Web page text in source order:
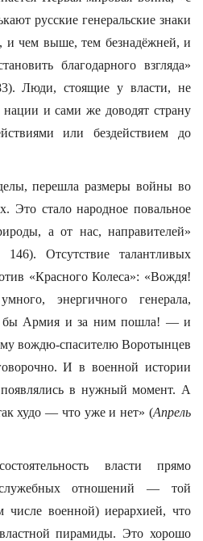
русские генеральские знаки
и чем выше, тем безнадёжней, и
благодарного взгляда»
Люди, стоящие у власти, не
и сами же доводят страну
или бездействием до
перешла размеры войны во
Это стало народное повальное
а от нас, направителей»
Отсутствие талантливых
«Красного Колеса»: «Вождя!
энергичного генерала,
бы Армия и за ним пошла! — и
вождю-спасителю Воротынцев
И в военной истории
появлялись в нужный момент. А
худо — что уже и нет» (Апрель
власти прямо
служебных отношений — той
числе военной) иерархией, что
пирамиды. Это хорошо